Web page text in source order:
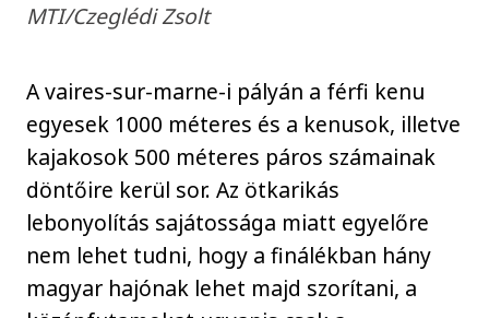
MTI/Czeglédi Zsolt
A vaires-sur-marne-i pályán a férfi kenu
egyesek 1000 méteres és a kenusok, illetve
kajakosok 500 méteres páros számainak
döntőire kerül sor. Az ötkarikás
lebonyolítás sajátossága miatt egyelőre
nem lehet tudni, hogy a finálékban hány
magyar hajónak lehet majd szorítani, a